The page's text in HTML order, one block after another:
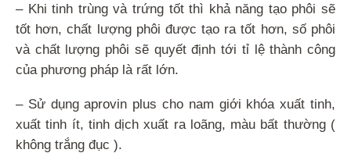
– Khi tinh trùng và trứng tốt thì khả năng tạo phôi sẽ
tốt hơn, chất lượng phôi được tạo ra tốt hơn, số phôi
và chất lượng phôi sẽ quyết định tới tỉ lệ thành công
của phương pháp là rất lớn.
– Sử dụng aprovin plus cho nam giới khóa xuất tinh,
xuất tinh ít, tinh dịch xuất ra loãng, màu bất thường (
không trắng đục ).